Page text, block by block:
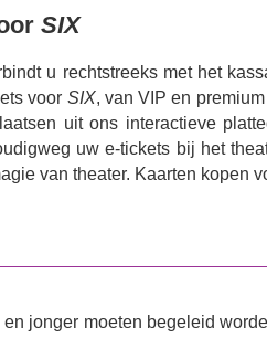
SIX
u rechtstreeks met het
voor SIX, van VIP en
uit ons interactieve
uw e-tickets bij het
van theater. Kaarten kopen
jonger moeten begeleid